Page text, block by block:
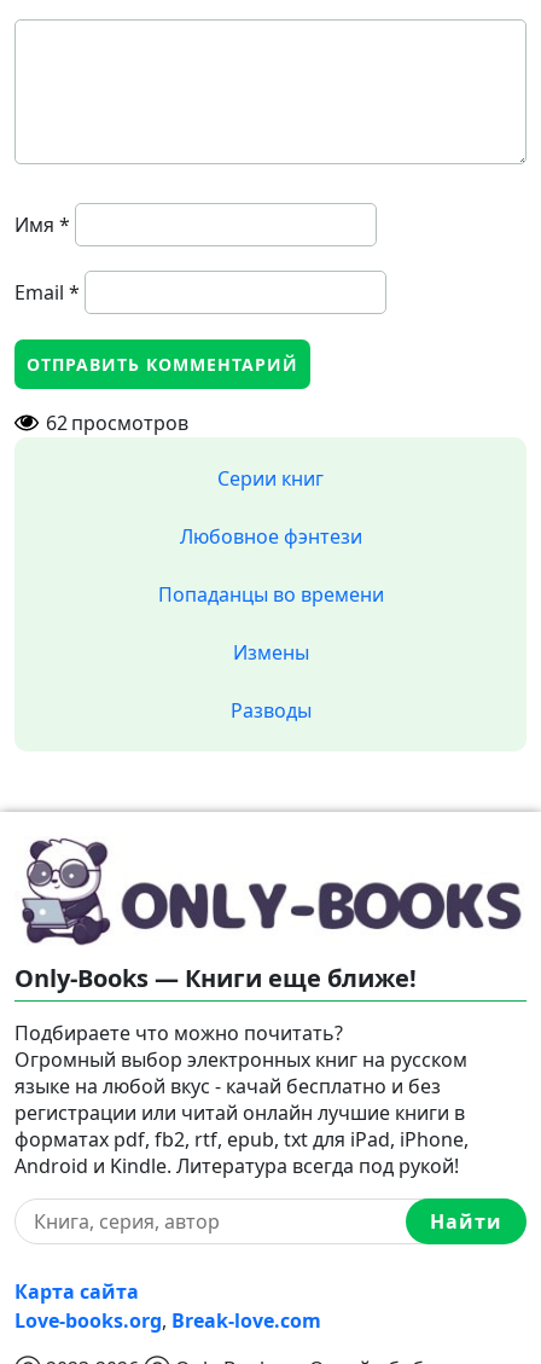
Имя *
Email *
62просмотров
Серии книг
Любовное фэнтези
Попаданцы во времени
Измены
Разводы
Only-Books — Книги еще ближе!
Подбираете что можно почитать?
Огромный выбор электронных книг на русском
языке на любой вкус - качай бесплатно и без
регистрации или читай онлайн лучшие книги в
форматах pdf, fb2, rtf, epub, txt для iPad, iPhone,
Android и Kindle. Литература всегда под рукой!
Найти
Карта сайта
Love-books.org, Break-love.com